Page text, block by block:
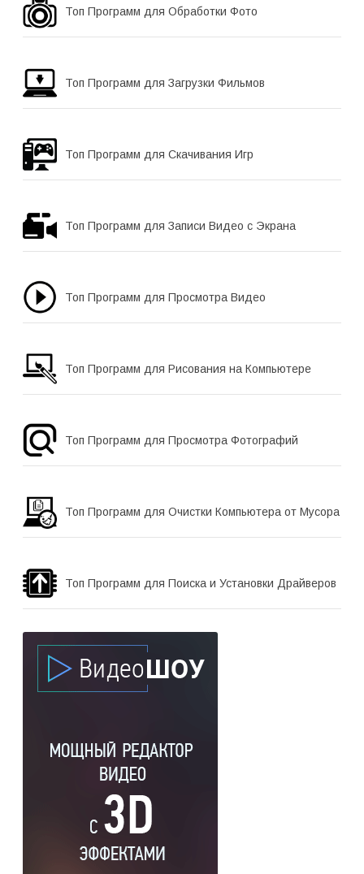
Топ Программ для Обработки Фото
Топ Программ для Загрузки Фильмов
Топ Программ для Скачивания Игр
Топ Программ для Записи Видео с Экрана
Топ Программ для Просмотра Видео
Топ Программ для Рисования на Компьютере
Топ Программ для Просмотра Фотографий
Топ Программ для Очистки Компьютера от Мусора
Топ Программ для Поиска и Установки Драйверов